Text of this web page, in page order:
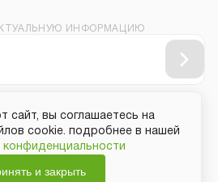
ИНФОРМАЦИЮ
персональных данных
условия покупки
сайт, вы соглашаетесь на
cookie. подробнее в нашей
конфиденциальности
и закрыть